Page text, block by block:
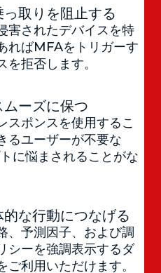
取りを阻止する
害されたデバイスを特
ればMFAをトリガーす
を拒否します。
ーズに保つ
スポンスを使用するこ
るユーザーが不要な
に悩まされることがな
的な行動につなげる
、予測因子、および調
シーを強調表示するダ
ご利用いただけます。